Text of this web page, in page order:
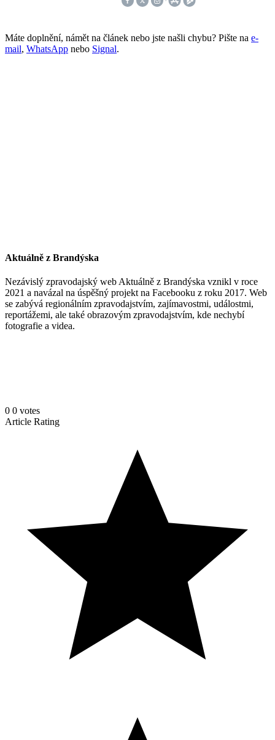
Máte doplnění, námět na článek nebo jste našli chybu? Pište na e-
mail, WhatsApp nebo Signal.
Aktuálně z Brandýska
Nezávislý zpravodajský web Aktuálně z Brandýska vznikl v roce
2021 a navázal na úspěšný projekt na Facebooku z roku 2017. Web
se zabývá regionálním zpravodajstvím, zajímavostmi, událostmi,
reportážemi, ale také obrazovým zpravodajstvím, kde nechybí
fotografie a videa.
0 0 votes
Article Rating